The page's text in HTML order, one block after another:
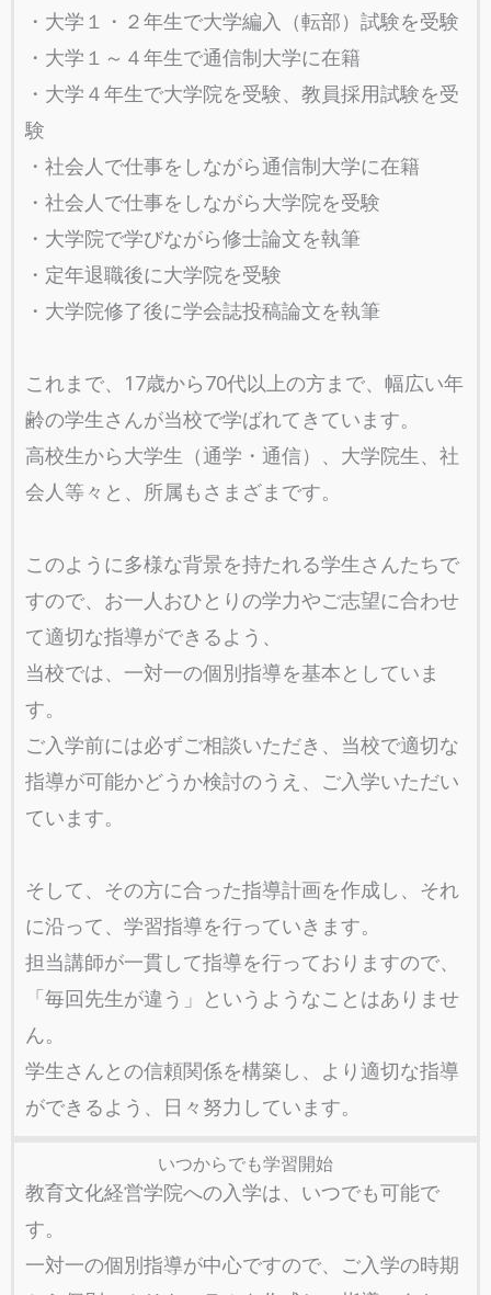
・大学１・２年生で大学編入（転部）試験を受験
・大学１～４年生で通信制大学に在籍
・大学４年生で大学院を受験、教員採用試験を受
験
・社会人で仕事をしながら通信制大学に在籍
・社会人で仕事をしながら大学院を受験
・大学院で学びながら修士論文を執筆
・定年退職後に大学院を受験
・大学院修了後に学会誌投稿論文を執筆
これまで、17歳から70代以上の方まで、幅広い年
齢の学生さんが当校で学ばれてきています。
高校生から大学生（通学・通信）、大学院生、社
会人等々と、所属もさまざまです。
このように多様な背景を持たれる学生さんたちで
すので、お一人おひとりの学力やご志望に合わせ
て適切な指導ができるよう、
当校では、一対一の個別指導を基本としていま
す。
ご入学前には必ずご相談いただき、当校で適切な
指導が可能かどうか検討のうえ、ご入学いただい
ています。
そして、その方に合った指導計画を作成し、それ
に沿って、学習指導を行っていきます。
担当講師が一貫して指導を行っておりますので、
「毎回先生が違う」というようなことはありませ
ん。
学生さんとの信頼関係を構築し、より適切な指導
ができるよう、日々努力しています。
いつからでも学習開始
教育文化経営学院への入学は、いつでも可能で
す。
一対一の個別指導が中心ですので、ご入学の時期